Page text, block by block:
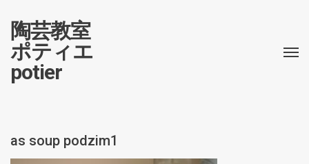
陶芸教室
ポティエ
potier
as soup podzim1